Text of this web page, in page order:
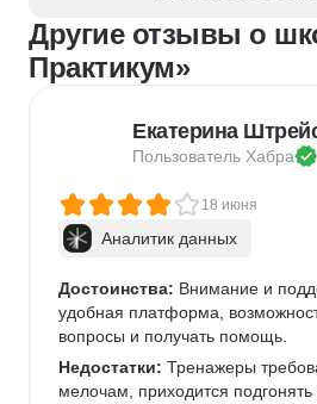
Другие отзывы о
Практикум»
Екатерина
Пользователь Хабра
18 июня
Аналитик данных
Достоинства: Внимание и
удобная платформа,
вопросы и получать помощь.
Недостатки: Тренажеры
мелочам, приходится подгонять